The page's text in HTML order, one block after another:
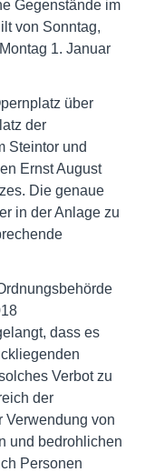
Gegenstände im
von Sonntag,
1. Januar
über
der
Steintor und
Ernst August
Die genaue
in der Anlage zu
dass es
Verbot zu
der
Verwendung von
und bedrohlichen
Personen